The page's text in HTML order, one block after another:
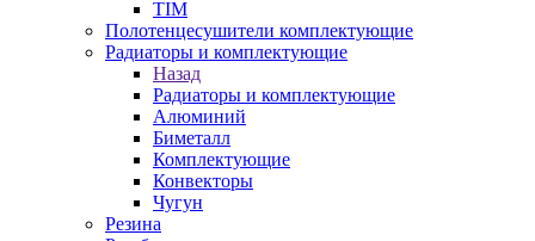
TIM
Полотенцесушители комплектующие
Радиаторы и комплектующие
Назад
Радиаторы и комплектующие
Алюминий
Биметалл
Комплектующие
Конвекторы
Чугун
Резина